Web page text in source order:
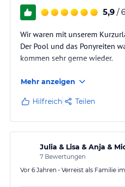
5,9 /
Wir waren mit unserem
Der Pool und das Ponyreiten
kommen sehr gerne wieder.
Mehr anzeigen
Hilfreich Teilen
Julia & Lisa & Anja &
7 Bewertungen
Vor 6 Jahren • Verreist als Familie